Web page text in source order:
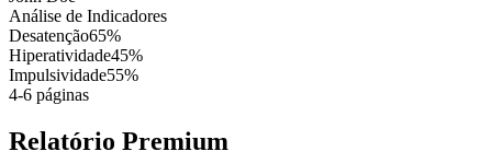
Análise de Indicadores
Desatenção65%
Hiperatividade45%
Impulsividade55%
4-6 páginas
Relatório Premium